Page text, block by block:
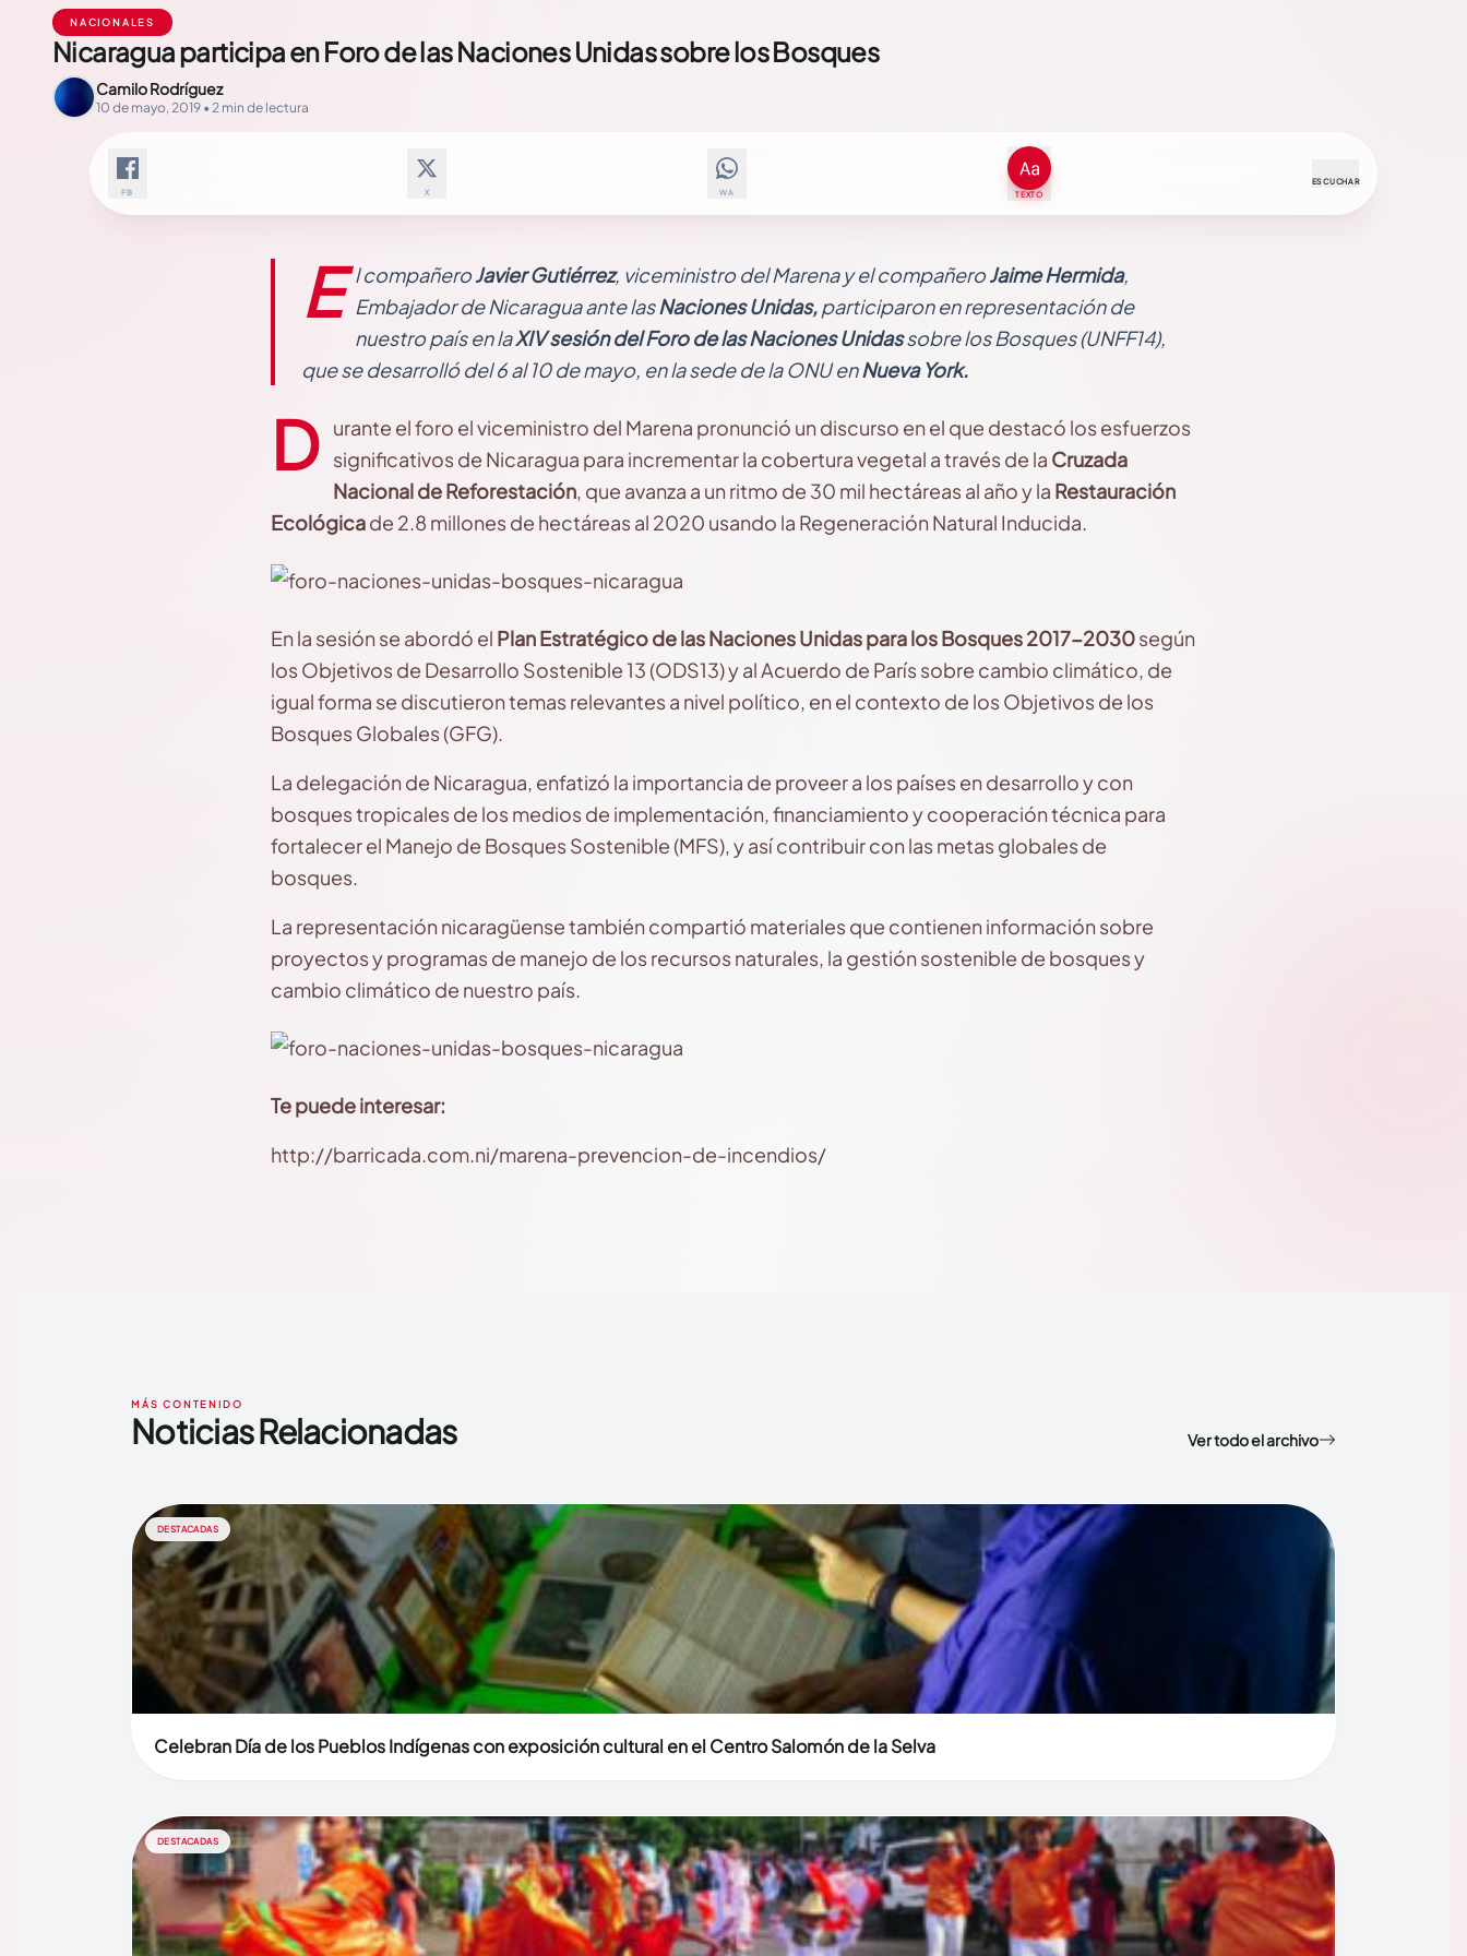
NACIONALES
Nicaragua participa en Foro de las Naciones Unidas sobre los Bosques
Camilo Rodríguez
10 de mayo, 2019 • 2 min de lectura
FB X WA TEXTO
ESCUCHAR
E l compañeroJavier Gutiérrez, viceministro del Marena y el compañeroJaime Hermida,
Embajador de Nicaragua ante lasNaciones Unidas,participaron en representación de
nuestro país en laXIV sesión del Foro de las Naciones Unidassobre los Bosques (UNFF14),
que se desarrolló del 6 al 10 de mayo, en la sede de la ONU enNueva York.
D urante el foro el viceministro del Marena pronunció un discurso en el que destacó los esfuerzos
significativos de Nicaragua para incrementar la cobertura vegetal a través de la Cruzada
Nacional de Reforestación, que avanza a un ritmo de 30 mil hectáreas al año y la Restauración
Ecológicade 2.8 millones de hectáreas al 2020 usando la Regeneración Natural Inducida.
En la sesión se abordó el Plan Estratégico de las Naciones Unidaspara los Bosques 2017-2030según
los Objetivos de Desarrollo Sostenible 13 (ODS13) y al Acuerdo de París sobre cambio climático, de
igual forma se discutieron temas relevantes a nivel político, en el contexto de los Objetivos de los
Bosques Globales (GFG).
La delegación de Nicaragua, enfatizó la importancia de proveer a los países en desarrollo y con
bosques tropicales de los medios de implementación, financiamiento y cooperación técnica para
fortalecer el Manejo de Bosques Sostenible (MFS), y así contribuir con las metas globales de
bosques.
La representación nicaragüense también compartió materiales que contienen información sobre
proyectos y programas de manejo de los recursos naturales, la gestión sostenible de bosques y
cambio climático de nuestro país.
Te puede interesar:
http://barricada.com.ni/marena-prevencion-de-incendios/
MÁS CONTENIDO
Noticias Relacionadas Ver todo el archivo
DESTACADAS
Celebran Día de los Pueblos Indígenas con exposición cultural en el Centro Salomón de la Selva
DESTACADAS